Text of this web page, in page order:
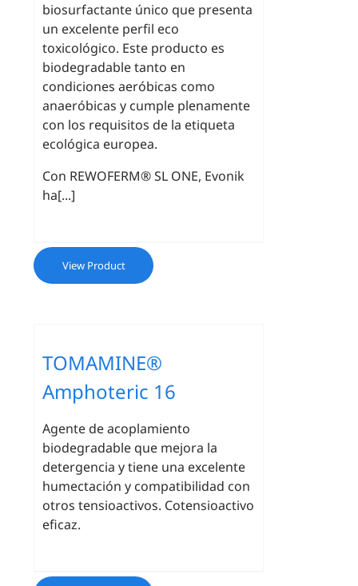
biosurfactante único que presenta
un excelente perfil eco
toxicológico. Este producto es
biodegradable tanto en
condiciones aeróbicas como
anaeróbicas y cumple plenamente
con los requisitos de la etiqueta
ecológica europea.
Con REWOFERM® SL ONE, Evonik
ha[...]
View Product
TOMAMINE®
Amphoteric 16
Agente de acoplamiento
biodegradable que mejora la
detergencia y tiene una excelente
humectación y compatibilidad con
otros tensioactivos. Cotensioactivo
eficaz.